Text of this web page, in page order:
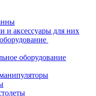
и аксессуары для них
оборудование